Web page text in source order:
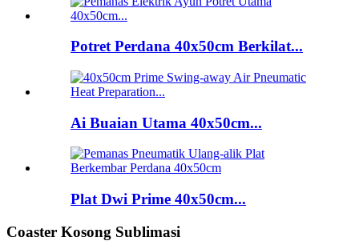
Potret Perdana 40x50cm Berkilat...
Ai Buaian Utama 40x50cm...
Plat Dwi Prime 40x50cm...
Coaster Kosong Sublimasi